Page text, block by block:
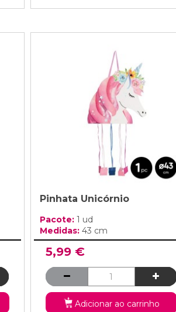
Pinhata Unicórnio
Pacote: 1 ud
Medidas: 43 cm
5,99 €
Adicionar ao carrinho